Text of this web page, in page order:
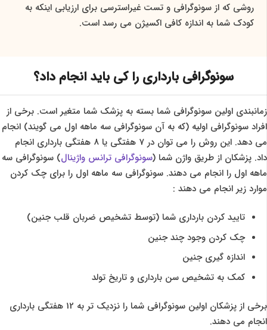
روشی که از سونوگرافی و تست غیراسترسی برای ارزیابی اینکه به
کودک شما به اندازه کافی اکسیژن می رسد است.
سونوگرافی بارداری را کی باید انجام داد؟
زمانبندی اولین سونوگرافی شما بسته به پزشک شما متغیر است. برخی از
افراد سونوگرافی اولیه (که به آن سونوگرافی سه ماهه اول می گویند) انجام
می دهد. این روش را می توان در 7 هفتگی یا 8 هفتگی بارداری انجام
داد. پزشکان از طریق واژن شما (سونوگرافی ترانس واژینال) سونوگرافی سه
ماهه اول را انجام می دهند. سونوگرافی سه ماهه اول را برای چک کردن
موارد زیر انجام می دهند :
تایید کردن بارداری شما (توسط تشخیص ضربان قلب جنین)
چک کردن وجود چند جنین
اندازه گیری جنین
کمک به تشخیص سن بارداری و تاریخ تولد
برخی از پزشکان اولین سونوگرافی شما را نزدیک تر به 12 هفتگی بارداری
انجام می دهند.